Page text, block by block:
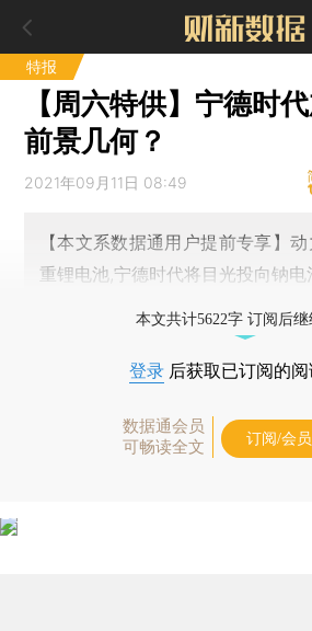
特报
【周六特供】宁德时
前景几何？
2021年09月11日 08:49
【本文系数据通用户提前专享】
重锂电池,宁德时代将目光投向钠电
本文共计5622字 订阅后
登录 后获取已订阅的
数据通会员
可畅读全文
订阅/会